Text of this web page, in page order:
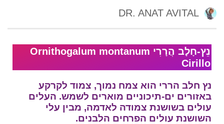
נֵץ-חָלָב הֲרָרִי Ornithogalum montanum
Cirillo
נץ חלב הררי הוא צמח נמוך, צמוד לקרקע
באזורים ים-תיכוניים מוארים לשמש. העלים
עולים בשושנת צמודה לאדמה, מבין עלי
השושנת עולים הפרחים הלבנים.